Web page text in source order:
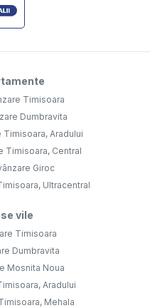
Timisoara
Dumbravita
Aradului
Timisoara, Central
Giroc
Ultracentral
vile
Timisoara
Dumbravita
Mosnita Noua
Aradului
Mehala